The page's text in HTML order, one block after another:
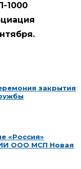
1000
закрытия
«Россия»
ООО МСП Новая